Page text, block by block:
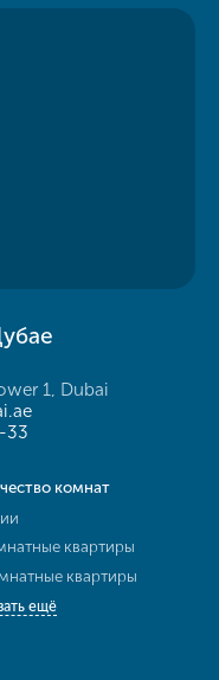
1, Dubai
33
комнат
квартиры
квартиры
ещё